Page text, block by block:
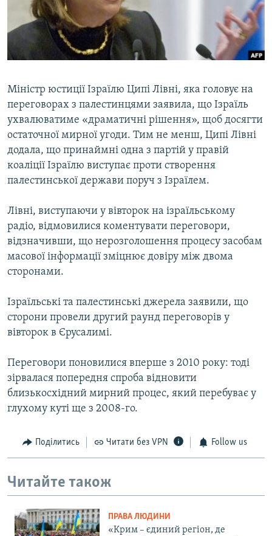
ВІДЕОУРОКИ «ELIFBE»
СВІДЧЕННЯ ОКУПАЦІЇ
УКРАЇНСЬКА ПРОБЛЕМА КРИМУ
Русский
Qırımtatar
Усі сайти RFE/RL
Міністр юстиції Ізраїлю Ципі Лівні, яка головує на
переговорах з палестинцями заявила, що Ізраїль
ухвалюватиме «драматичні рішення», щоб досягти
остаточної мирної угоди. Тим не менш, Ципі Лівні
додала, що принаймні одна з партій у правій
коаліції Ізраїлю виступає проти створення
палестинської держави поруч з Ізраїлем.
Лівні, виступаючи у вівторок на ізраїльському
радіо, відмовилися коментувати переговори,
відзначивши, що нерозголошення процесу засобам
масової інформації зміцнює довіру між двома
сторонами.
Ізраїльські та палестинські джерела заявили, що
сторони провели другий раунд переговорів у
вівторок в Єрусалимі.
Переговори поновилися вперше з 2010 року: тоді
зірвалася попередня спроба відновити
близькосхідний мирний процес, який перебуває у
глухому куті ще з 2008-го.
Поділитись Читати без VPN Follow us
Читайте також
ПРАВА ЛЮДИНИ
«Крим – єдиний регіон, де